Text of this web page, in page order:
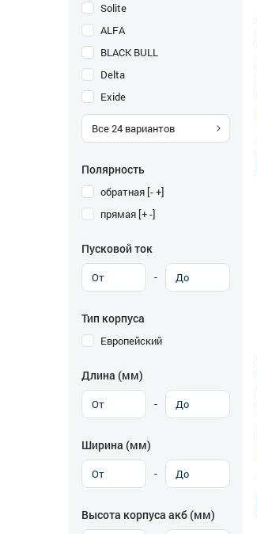
Solite
ALFA
BLACK BULL
Delta
Exide
Все24 вариантов
Полярность
обратная [- +]
прямая [+ -]
Пусковой ток
-
Тип корпуса
Европейский
Длина (мм)
-
Ширина (мм)
-
Высота корпуса акб (мм)